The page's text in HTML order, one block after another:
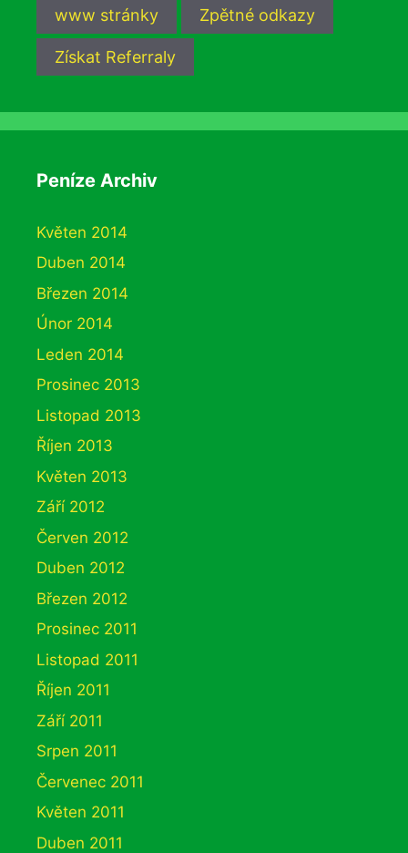
www stránky Zpětné odkazy
Získat Referraly
Peníze Archiv
Květen 2014
Duben 2014
Březen 2014
Únor 2014
Leden 2014
Prosinec 2013
Listopad 2013
Říjen 2013
Květen 2013
Září 2012
Červen 2012
Duben 2012
Březen 2012
Prosinec 2011
Listopad 2011
Říjen 2011
Září 2011
Srpen 2011
Červenec 2011
Květen 2011
Duben 2011